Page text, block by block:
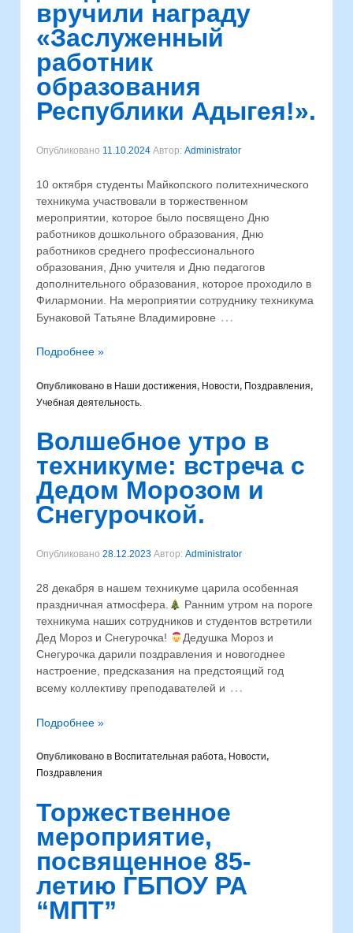
вручили награду
«Заслуженный
работник
образования
Республики Адыгея!».
Опубликовано 11.10.2024 Автор: Administrator
10 октября студенты Майкопского политехнического
техникума участвовали в торжественном
мероприятии, которое было посвящено Дню
работников дошкольного образования, Дню
работников среднего профессионального
образования, Дню учителя и Дню педагогов
дополнительного образования, которое проходило в
Филармонии. На мероприятии сотруднику техникума
Бунаковой Татьяне Владимировне …
Подробнее »
Опубликовано в Наши достижения, Новости, Поздравления,
Учебная деятельность.
Волшебное утро в
техникуме: встреча с
Дедом Морозом и
Снегурочкой.
Опубликовано 28.12.2023 Автор: Administrator
28 декабря в нашем техникуме царила особенная
праздничная атмосфера.
Ранним утром на пороге
техникума наших сотрудников и студентов встретили
Дед Мороз и Снегурочка!
Дедушка Мороз и
Снегурочка дарили поздравления и новогоднее
настроение, предсказания на предстоящий год
всему коллективу преподавателей и …
Подробнее »
Опубликовано в Воспитательная работа, Новости,
Поздравления
Торжественное
мероприятие,
посвященное 85-
летию ГБПОУ РА
“МПТ”